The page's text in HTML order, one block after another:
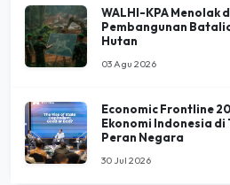
WALHI-KPA Menolak
Pembangunan
Hutan
03 Agu 2026
Economic Frontline
Ekonomi Indonesia di
Peran Negara
30 Jul 2026